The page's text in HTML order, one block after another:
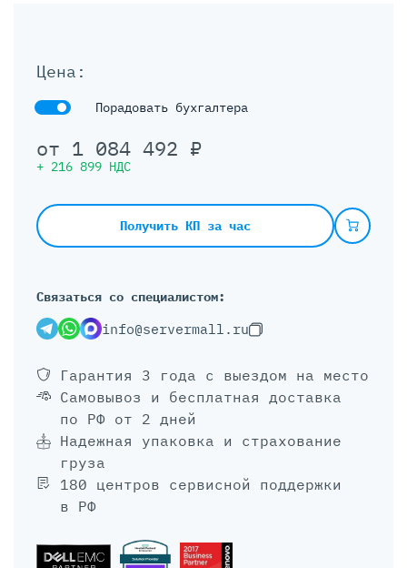
Цена:
Порадовать бухгалтера
от 1 084 492 ₽
+ 216 899 НДС
Получить КП за час
Связаться со специалистом:
info@servermall.ru
Гарантия 3 года с выездом на место
Самовывоз и бесплатная доставка
по РФ от 2 дней
Надежная упаковка и страхование
груза
180 центров сервисной поддержки
в РФ